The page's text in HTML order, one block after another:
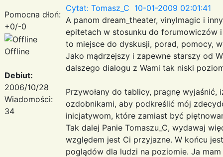
Pomocna dłoń:
+0/-0
Offline
Debiut:
2006/10/28
Wiadomości:
34
Cytat: Tomasz_C 10-01-2009 02:01:41
A panom dream_theater, vinylmagic i
epitetach w stosunku do forumowiczów
to miejsce do dyskusji, porad, pomocy,
Jako mądrzejszy i zapewne starszy od
dalszego dialogu z Wami tak niski
Przywołany do tablicy, pragnę wyjaśnić,
ozdobnikami, aby podkreślić mój
inicjatywom, które zamiast być
Tak dalej Panie Tomaszu_C, wydawaj
względem jest Ci przyjazne. W końcu
poglądów dla ludzi na poziomie. Ja